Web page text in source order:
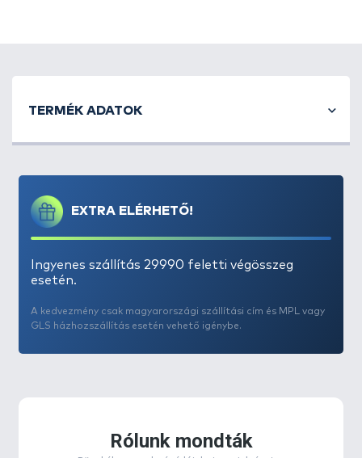
EXTRA ELÉRHETŐ!
Ingyenes szállítás 29990 feletti végösszeg
esetén.
A kedvezmény csak magyarországi szállítási cím és MPL vagy
GLS házhozszállítás esetén vehető igénybe.
TERMÉK ADATOK